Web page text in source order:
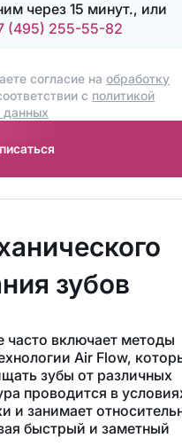
через 15 минут., или
(495) 255-55-82
согласие наобработку
с политикой
данных
зубов
часто включает методы
Air Flow,
зубы от различных
проводится в
и занимает
быстрый и заметный